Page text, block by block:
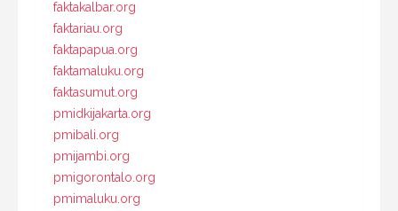
faktakalbar.org
faktariau.org
faktapapua.org
faktamaluku.org
faktasumut.org
pmidkijakarta.org
pmibali.org
pmijambi.org
pmigorontalo.org
pmimaluku.org